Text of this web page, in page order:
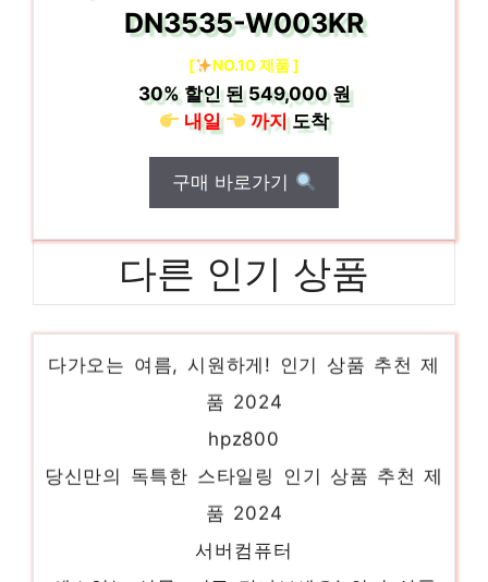
DN3535-W003KR
[ NO.10 제품 ]
30%할인 된549,000 원
내일
까지도착
구매 바로가기
다른 인기 상품
dellprecision5820
당신만의 독특한 스타일링 인기 상품 추천 제